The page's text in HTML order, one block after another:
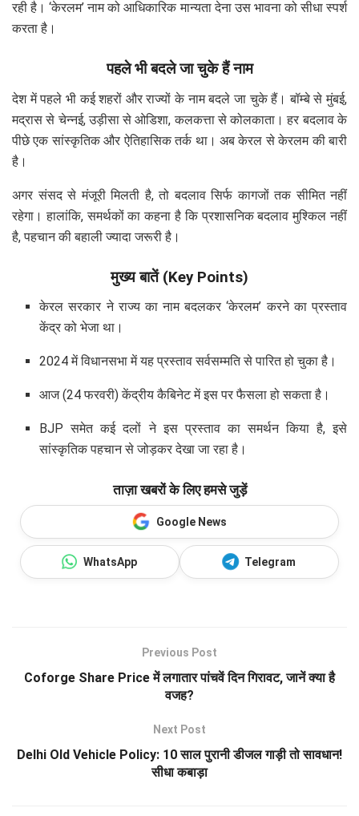
रही है। ‘केरलम’ नाम को आधिकारिक मान्यता देना उस भावना को सीधा स्पर्श
करता है।
पहले भी बदले जा चुके हैं नाम
देश में पहले भी कई शहरों और राज्यों के नाम बदले जा चुके हैं। बॉम्बे से मुंबई,
मद्रास से चेन्नई, उड़ीसा से ओडिशा, कलकत्ता से कोलकाता। हर बदलाव के
पीछे एक सांस्कृतिक और ऐतिहासिक तर्क था। अब केरल से केरलम की बारी
है।
अगर संसद से मंजूरी मिलती है, तो बदलाव सिर्फ कागजों तक सीमित नहीं
रहेगा। हालांकि, समर्थकों का कहना है कि प्रशासनिक बदलाव मुश्किल नहीं
है, पहचान की बहाली ज्यादा जरूरी है।
मुख्य बातें (Key Points)
केरल सरकार ने राज्य का नाम बदलकर ‘केरलम’ करने का प्रस्ताव
केंद्र को भेजा था।
2024 में विधानसभा में यह प्रस्ताव सर्वसम्मति से पारित हो चुका है।
आज (24 फरवरी) केंद्रीय कैबिनेट में इस पर फैसला हो सकता है।
BJP समेत कई दलों ने इस प्रस्ताव का समर्थन किया है, इसे
सांस्कृतिक पहचान से जोड़कर देखा जा रहा है।
ताज़ा खबरों के लिए हमसे जुड़ें
Google News
WhatsApp Telegram
Previous Post
Coforge Share Price में लगातार पांचवें दिन गिरावट, जानें क्या है
वजह?
Next Post
Delhi Old Vehicle Policy: 10 साल पुरानी डीजल गाड़ी तो सावधान!
सीधा कबाड़ा